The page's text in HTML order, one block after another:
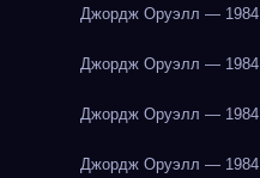
Джордж Оруэлл — 1984
Джордж Оруэлл — 1984
Джордж Оруэлл — 1984
Джордж Оруэлл — 1984